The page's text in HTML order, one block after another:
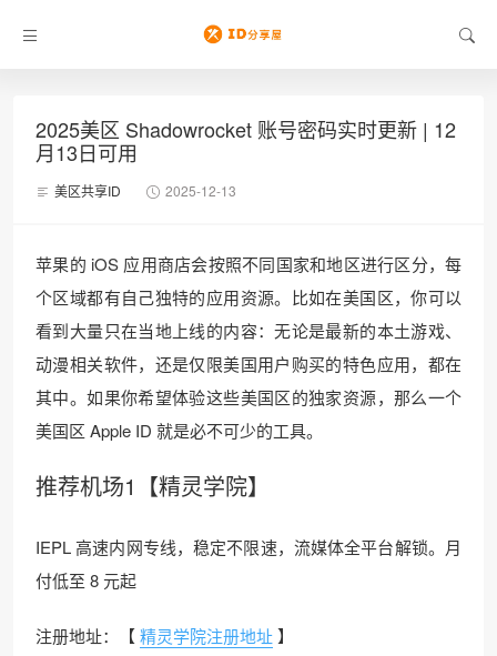
2025美区 Shadowrocket 账号密码实时更新 | 12
月13日可用
美区共享ID 2025-12-13
苹果的 iOS 应用商店会按照不同国家和地区进行区分，每
个区域都有自己独特的应用资源。比如在美国区，你可以
看到大量只在当地上线的内容：无论是最新的本土游戏、
动漫相关软件，还是仅限美国用户购买的特色应用，都在
其中。如果你希望体验这些美国区的独家资源，那么一个
美国区 Apple ID 就是必不可少的工具。
推荐机场1【精灵学院】
IEPL 高速内网专线，稳定不限速，流媒体全平台解锁。月
付低至 8 元起
注册地址：【精灵学院注册地址】